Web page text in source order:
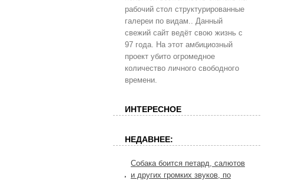
рабочий стол структурированные
галереи по видам.. Данный
свежий сайт ведёт свою жизнь с
97 года. На этот амбициозный
проект убито огромедное
количество личного свободного
времени.
ИНТЕРЕСНОЕ
НЕДАВНЕЕ:
Собака боится петард, салютов
и других громких звуков, по